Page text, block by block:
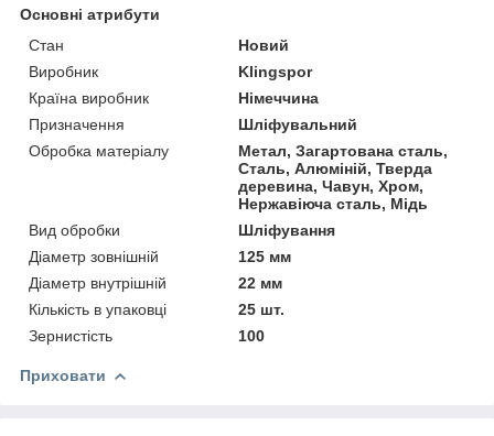
Основні атрибути
Стан
Новий
Виробник
Klingspor
Країна виробник
Німеччина
Призначення
Шліфувальний
Обробка матеріалу
Метал, Загартована сталь,
Сталь, Алюміній, Тверда
деревина, Чавун, Хром,
Нержавіюча сталь, Мідь
Вид обробки
Шліфування
Діаметр зовнішній
125 мм
Діаметр внутрішній
22 мм
Кількість в упаковці
25 шт.
Зернистість
100
Приховати